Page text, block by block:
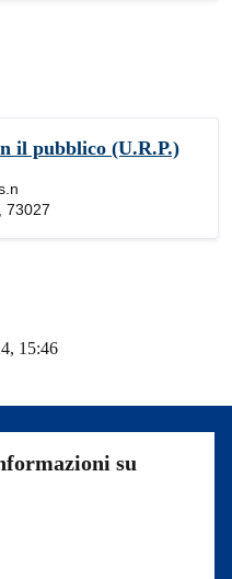
il pubblico (U.R.P.)
73027
15:46
su